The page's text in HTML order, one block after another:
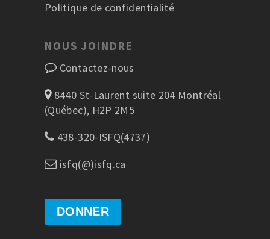
Politique de confidentialité
NOUS JOINDRE
Contactez-nous
8440 St-Laurent suite 204 Montréal
(Québec), H2P 2M5
438-320-ISFQ(4737)
isfq(@)isfq.ca
DONNER